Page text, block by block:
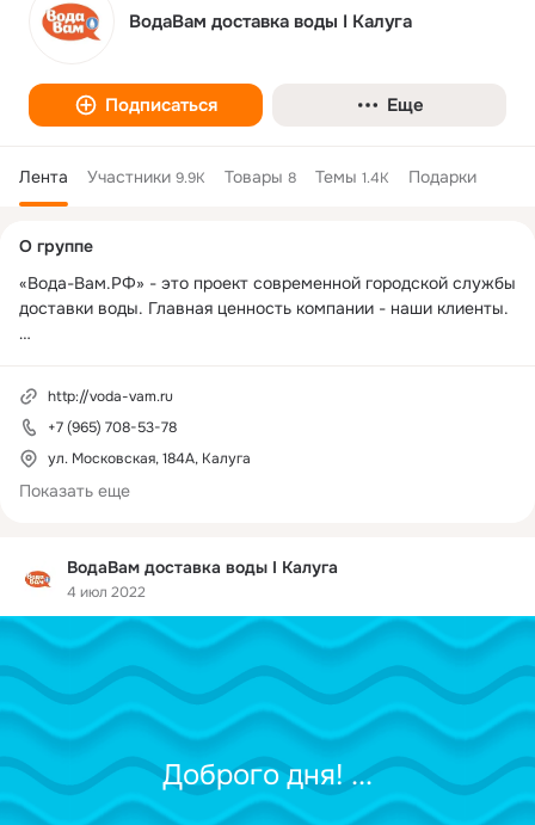
ВодаВам доставка воды I Калуга
Подписаться Еще
Лента Участники 9.9K Товары 8 Темы 1.4K Подарки
ВодаВам доставка воды I Калуга
4 июл 2022
Доброго дня! ...
колонка
О группе
«Вода-Вам.РФ» - это проект современной городской службы
доставки воды. Главная ценность компании - наши клиенты.
• Мы сотрудничаем с проверенными производителями
бутилированных вод!
• Ответственные сотрудники компании регулярно посещают
заводы-изготовители и следят за качеством продукта,
который поступает на наши склады!
доставлять воду в действительно удобное для вас время!
http://voda-vam.ru
+7 (965) 708-53-78
ул. Московская, 184А, Калуга
Показать еще